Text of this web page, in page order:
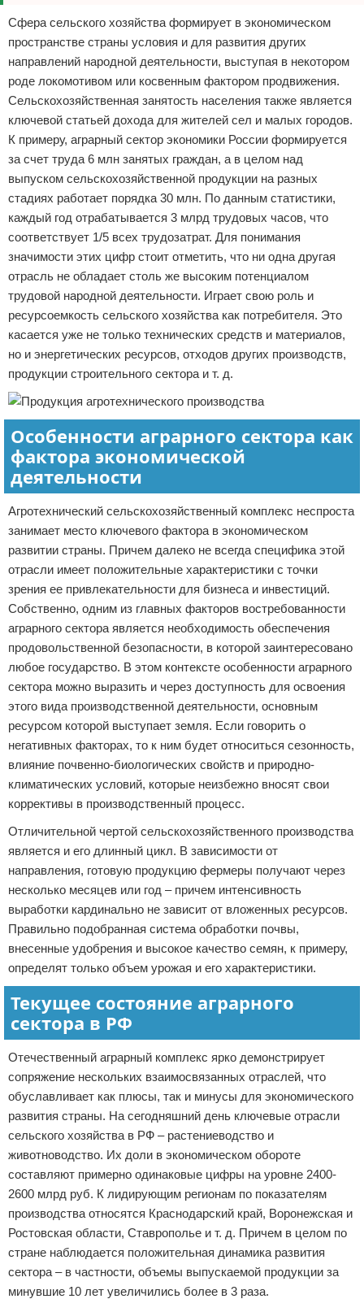
Сфера сельского хозяйства формирует в экономическом
пространстве страны условия и для развития других
направлений народной деятельности, выступая в некотором
роде локомотивом или косвенным фактором продвижения.
Сельскохозяйственная занятость населения также является
ключевой статьей дохода для жителей сел и малых городов.
К примеру, аграрный сектор экономики России формируется
за счет труда 6 млн занятых граждан, а в целом над
выпуском сельскохозяйственной продукции на разных
стадиях работает порядка 30 млн. По данным статистики,
каждый год отрабатывается 3 млрд трудовых часов, что
соответствует 1/5 всех трудозатрат. Для понимания
значимости этих цифр стоит отметить, что ни одна другая
отрасль не обладает столь же высоким потенциалом
трудовой народной деятельности. Играет свою роль и
ресурсоемкость сельского хозяйства как потребителя. Это
касается уже не только технических средств и материалов,
но и энергетических ресурсов, отходов других производств,
продукции строительного сектора и т. д.
Особенности аграрного сектора как
фактора экономической
деятельности
Агротехнический сельскохозяйственный комплекс неспроста
занимает место ключевого фактора в экономическом
развитии страны. Причем далеко не всегда специфика этой
отрасли имеет положительные характеристики с точки
зрения ее привлекательности для бизнеса и инвестиций.
Собственно, одним из главных факторов востребованности
аграрного сектора является необходимость обеспечения
продовольственной безопасности, в которой заинтересовано
любое государство. В этом контексте особенности аграрного
сектора можно выразить и через доступность для освоения
этого вида производственной деятельности, основным
ресурсом которой выступает земля. Если говорить о
негативных факторах, то к ним будет относиться сезонность,
влияние почвенно-биологических свойств и природно-
климатических условий, которые неизбежно вносят свои
коррективы в производственный процесс.
Отличительной чертой сельскохозяйственного производства
является и его длинный цикл. В зависимости от
направления, готовую продукцию фермеры получают через
несколько месяцев или год – причем интенсивность
выработки кардинально не зависит от вложенных ресурсов.
Правильно подобранная система обработки почвы,
внесенные удобрения и высокое качество семян, к примеру,
определят только объем урожая и его характеристики.
Текущее состояние аграрного
сектора в РФ
Отечественный аграрный комплекс ярко демонстрирует
сопряжение нескольких взаимосвязанных отраслей, что
обуславливает как плюсы, так и минусы для экономического
развития страны. На сегодняшний день ключевые отрасли
сельского хозяйства в РФ – растениеводство и
животноводство. Их доли в экономическом обороте
составляют примерно одинаковые цифры на уровне 2400-
2600 млрд руб. К лидирующим регионам по показателям
производства относятся Краснодарский край, Воронежская и
Ростовская области, Ставрополье и т. д. Причем в целом по
стране наблюдается положительная динамика развития
сектора – в частности, объемы выпускаемой продукции за
минувшие 10 лет увеличились более в 3 раза.